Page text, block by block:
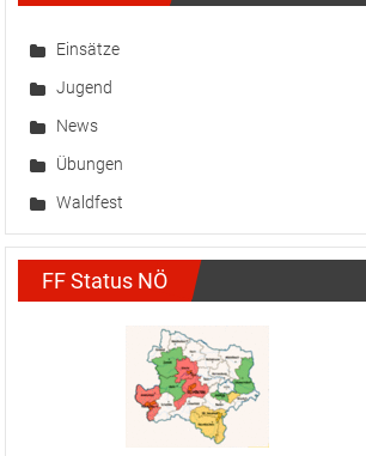
Einsätze
Jugend
News
Übungen
Waldfest
FF Status NÖ